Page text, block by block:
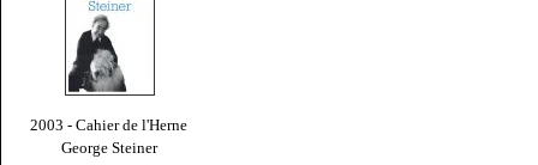
2003 - Cahier de l'Herne
George Steiner